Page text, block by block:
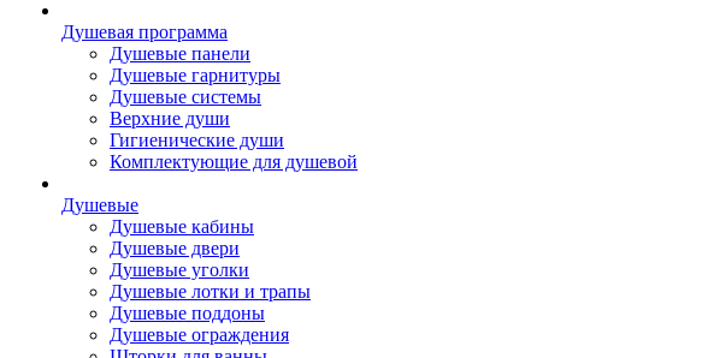
Душевая программа
Душевые панели
Душевые гарнитуры
Душевые системы
Верхние души
Гигиенические души
Комплектующие для душевой
Душевые
Душевые кабины
Душевые двери
Душевые уголки
Душевые лотки и трапы
Душевые поддоны
Душевые ограждения